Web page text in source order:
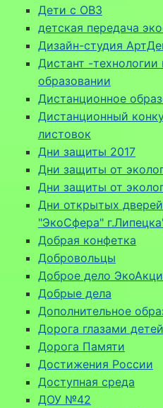
Дети с ОВЗ
детская передача
Дизайн-студия
Дистант -
образовании
Дистанционное
Дистанционный
листовок
Дни защиты 2017
Дни защиты от
Дни защиты от
Дни открытых
"ЭкоСфера"
Добрая конфетка
Добровольцы
Доброе дело
Добрые дела
Дополнительное
Дорога глазами детей
Дорога Памяти
Достижения России
Доступная среда
ДОУ №42